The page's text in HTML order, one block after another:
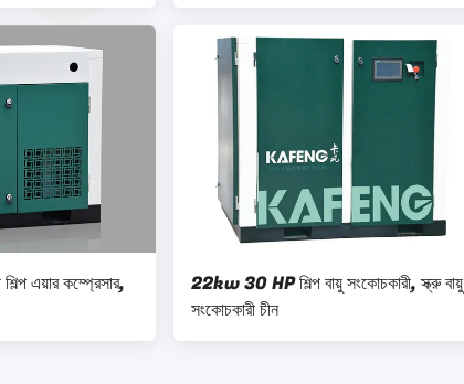
এয়ার কম্প্রেসার,
22kw 30 HP শিল্প বায়ু সংকোচকারী, স্ক্রু বায়ু
সংকোচকারী চীন